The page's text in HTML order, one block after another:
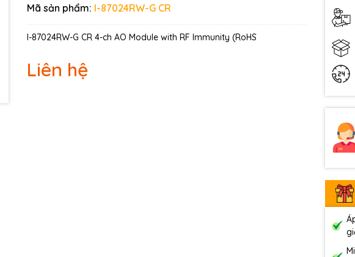
Mã sản phẩm: I-87024RW-G CR
I-87024RW-G CR 4-ch AO Module with RF Immunity (RoHS
Liên hệ